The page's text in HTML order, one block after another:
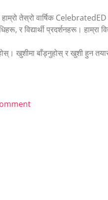
हाम्रो तेस्रो वार्षिक
र विद्यार्थी प्रदर्शनहरू। हाम्रा
खुशीमा बाँड्नुहोस् र खुशी हुन